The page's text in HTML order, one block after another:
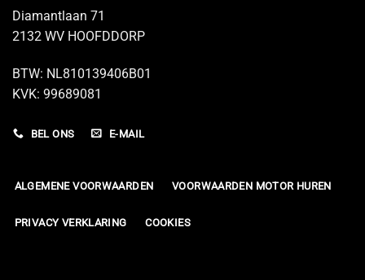
Diamantlaan 71
2132 WV HOOFDDORP
BTW: NL810139406B01
KVK: 99689081
BEL ONS E-MAIL
ALGEMENE VOORWAARDEN VOORWAARDEN MOTOR HUREN
PRIVACY VERKLARING COOKIES